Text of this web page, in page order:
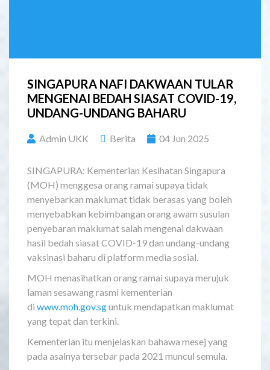
SINGAPURA NAFI DAKWAAN TULAR
MENGENAI BEDAH SIASAT COVID-19,
UNDANG-UNDANG BAHARU
Admin UKK Berita 04 Jun 2025
SINGAPURA: Kementerian Kesihatan Singapura
(MOH) menggesa orang ramai supaya tidak
menyebarkan maklumat tidak berasas yang boleh
menyebabkan kebimbangan orang awam susulan
penyebaran maklumat salah mengenai dakwaan
hasil bedah siasat COVID-19 dan undang-undang
vaksinasi baharu di platform media sosial.
MOH menasihatkan orang ramai supaya merujuk
laman sesawang rasmi kementerian
di www.moh.gov.sguntuk mendapatkan maklumat
yang tepat dan terkini.
Kementerian itu menjelaskan bahawa mesej yang
pada asalnya tersebar pada 2021 muncul semula.